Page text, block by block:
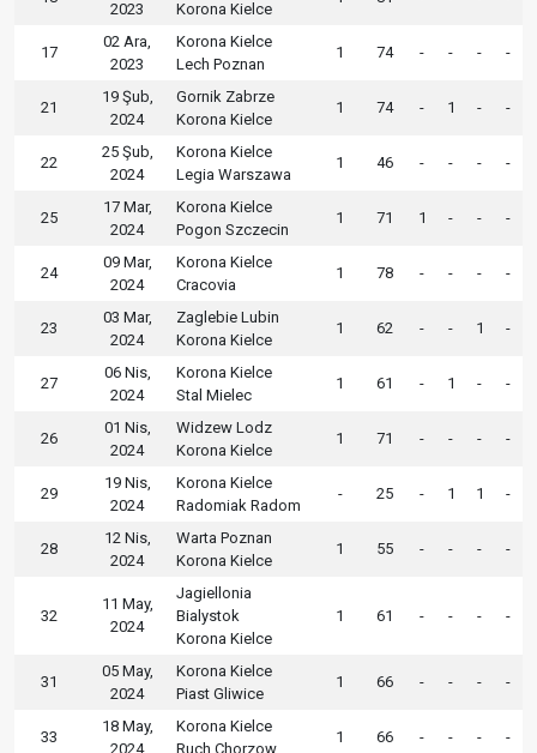
2023
Korona Kielce
17
02 Ara,
2023
Korona Kielce
Lech Poznan
1 74 - - - -
21
19 Şub,
2024
Gornik Zabrze
Korona Kielce
1 74 - 1 - -
22
25 Şub,
2024
Korona Kielce
Legia Warszawa
1 46 - - - -
25
17 Mar,
2024
Korona Kielce
Pogon Szczecin
1 71 1 - - -
24
09 Mar,
2024
Korona Kielce
Cracovia
1 78 - - - -
23
03 Mar,
2024
Zaglebie Lubin
Korona Kielce
1 62 - - 1 -
27
06 Nis,
2024
Korona Kielce
Stal Mielec
1 61 - 1 - -
26
01 Nis,
2024
Widzew Lodz
Korona Kielce
1 71 - - - -
29
19 Nis,
2024
Korona Kielce
Radomiak Radom
- 25 - 1 1 -
28
12 Nis,
2024
Warta Poznan
Korona Kielce
1 55 - - - -
32
11 May,
2024
Jagiellonia
Bialystok
Korona Kielce
1 61 - - - -
31
05 May,
2024
Korona Kielce
Piast Gliwice
1 66 - - - -
33
18 May,
2024
Korona Kielce
Ruch Chorzow
1 66 - - - -